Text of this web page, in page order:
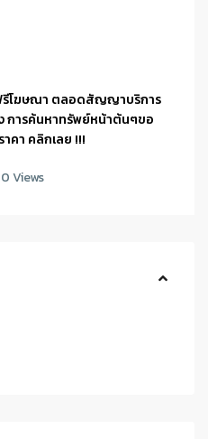
รีโฆษณา ตลอดสัญญาบริการ
การค้นหาทรัพย์หน้าต้นๆขอ
าคา คลิกเลย !!!
Views